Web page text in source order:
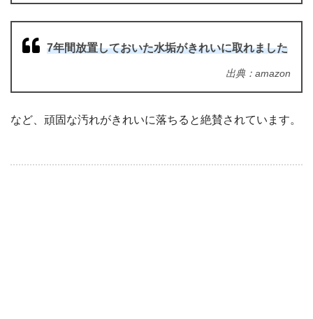
7年間放置しておいた水垢がきれいに取れました
出典：amazon
など、頑固な汚れがきれいに落ちると絶賛されています。